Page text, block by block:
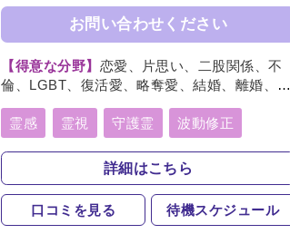
お問い合わせください
【得意な分野】 恋愛、片思い、二股関係、不
倫、LGBT、復活愛、略奪愛、結婚、離婚、親
係、将来、健康、人生相談、復縁
霊感 霊視 守護霊 波動修正
詳細はこちら
口コミを見る 待機スケジュール